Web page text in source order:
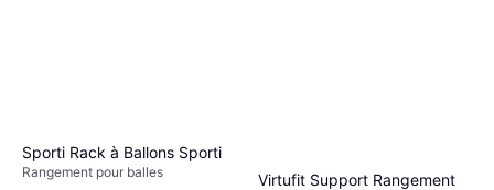
Sporti Rack à Ballons Sporti
Rangement pour balles
Virtufit Support Rangement